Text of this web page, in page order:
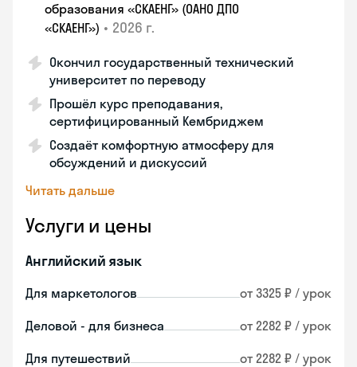
образования «СКАЕНГ» (ОАНО ДПО
«СКАЕНГ») • 2026 г.
Окончил государственный технический
университет по переводу
Прошёл курс преподавания,
сертифицированный Кембриджем
Создаёт комфортную атмосферу для
обсуждений и дискуссий
Читать дальше
Услуги и цены
Английский язык
Для маркетологов от 3325 ₽ / урок
Деловой - для бизнеса от 2282 ₽ / урок
Для путешествий от 2282 ₽ / урок